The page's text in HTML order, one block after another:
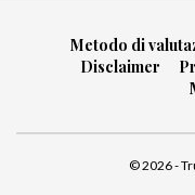
Metodo di
Disclaimer
© 2026 -